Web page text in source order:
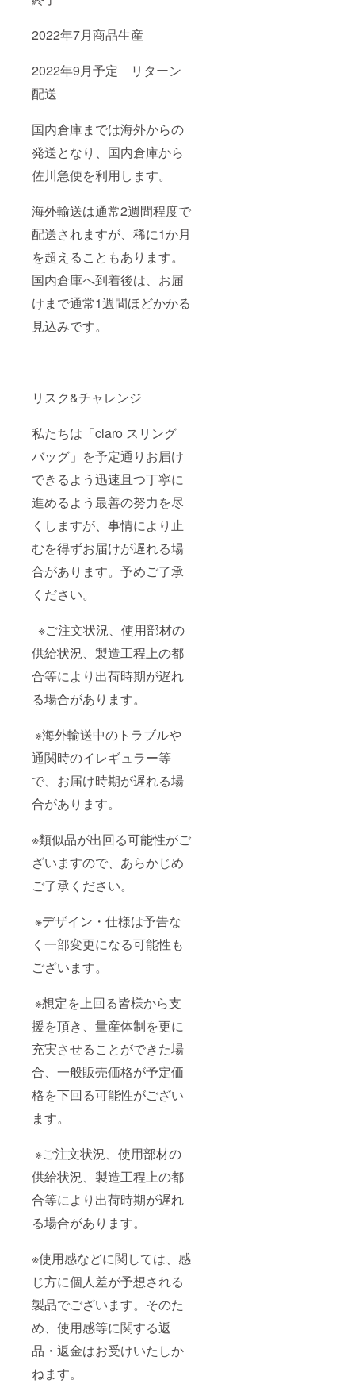
2022年7月商品生産
2022年9月予定 リターン
配送
国内倉庫までは海外からの
発送となり、国内倉庫から
佐川急便を利用します。
海外輸送は通常2週間程度で
配送されますが、稀に1か月
を超えることもあります。
国内倉庫へ到着後は、お届
けまで通常1週間ほどかかる
見込みです。
リスク&チャレンジ
私たちは「claro スリング
バッグ」を予定通りお届け
できるよう迅速且つ丁寧に
進めるよう最善の努力を尽
くしますが、事情により止
むを得ずお届けが遅れる場
合があります。予めご了承
ください。
※ご注文状況、使用部材の
供給状況、製造工程上の都
合等により出荷時期が遅れ
る場合があります。
※海外輸送中のトラブルや
通関時のイレギュラー等
で、お届け時期が遅れる場
合があります。
※類似品が出回る可能性がご
ざいますので、あらかじめ
ご了承ください。
※デザイン・仕様は予告な
く一部変更になる可能性も
ございます。
※想定を上回る皆様から支
援を頂き、量産体制を更に
充実させることができた場
合、一般販売価格が予定価
格を下回る可能性がござい
ます。
※ご注文状況、使用部材の
供給状況、製造工程上の都
合等により出荷時期が遅れ
る場合があります。
※使用感などに関しては、感
じ方に個人差が予想される
製品でございます。そのた
め、使用感等に関する返
品・返金はお受けいたしか
ねます。